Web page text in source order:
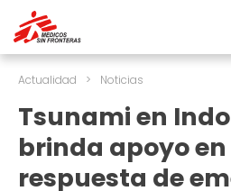
Actualidad > Noticias
Tsunami en
brinda apoyo en
respuesta de